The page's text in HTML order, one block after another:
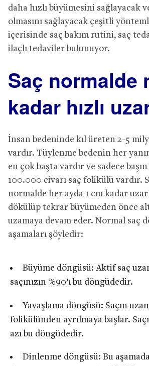
daha hızlı büyümesini sağlayacak
olmasını sağlayacak çeşitli
içerisinde saç bakım rutini, saç
ilaçlı tedaviler bulunuyor.
Saç normalde
kadar hızlı
İnsan bedeninde kıl üreten 2-5
vardır. Tüylenme bedenin her
en çok başta vardır ve sadece
100.000 civarı saç folikülü vardır.
normalde her ayda 1 cm kadar
dökülüp tekrar büyümeden önce
uzamaya devam eder. Normal saç
aşamaları şöyledir:
Büyüme döngüsü: Aktif saç
saçınızın %90’ı bu döngüdedir.
Yavaşlama döngüsü: Saçın
folikülünden ayrılmaya başlar.
azı bu döngüdedir.
Dinlenme döngüsü: Bu